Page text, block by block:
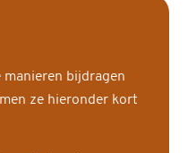
bijdragen
ze hieronder kort